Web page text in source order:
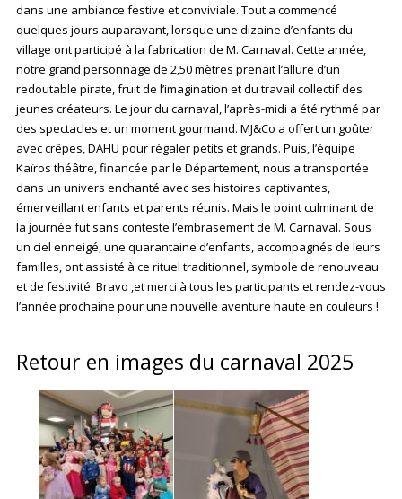
dans une ambiance festive et conviviale. Tout a commencé
quelques jours auparavant, lorsque une dizaine d’enfants du
village ont participé à la fabrication de M. Carnaval. Cette année,
notre grand personnage de 2,50 mètres prenait l’allure d’un
redoutable pirate, fruit de l’imagination et du travail collectif des
jeunes créateurs. Le jour du carnaval, l’après-midi a été rythmé par
des spectacles et un moment gourmand. MJ&Co a offert un goûter
avec crêpes, DAHU pour régaler petits et grands. Puis, l’équipe
Kaïros théâtre, financée par le Département, nous a transportée
dans un univers enchanté avec ses histoires captivantes,
émerveillant enfants et parents réunis. Mais le point culminant de
la journée fut sans conteste l’embrasement de M. Carnaval. Sous
un ciel enneigé, une quarantaine d’enfants, accompagnés de leurs
familles, ont assisté à ce rituel traditionnel, symbole de renouveau
et de festivité. Bravo ,et merci à tous les participants et rendez-vous
l’année prochaine pour une nouvelle aventure haute en couleurs !
Retour en images du carnaval 2025